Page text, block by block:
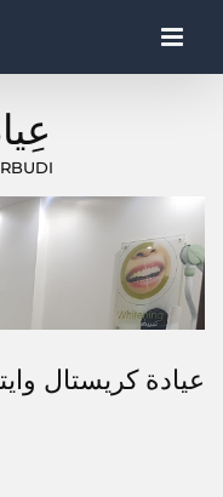
عيادة كريستال